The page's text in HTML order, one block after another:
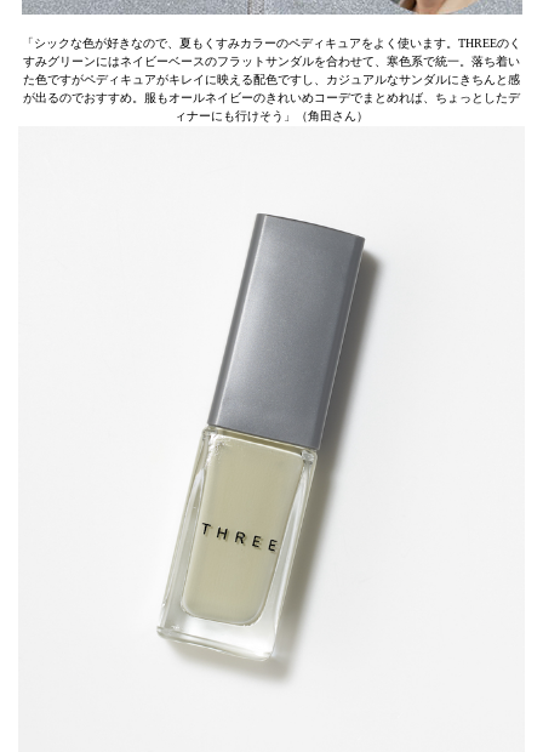
「シックな色が好きなので、夏もくすみカラーのペディキュアをよく使います。THREEのく
すみグリーンにはネイビーベースのフラットサンダルを合わせて、寒色系で統一。落ち着い
た色ですがペディキュアがキレイに映える配色ですし、カジュアルなサンダルにきちんと感
が出るのでおすすめ。服もオールネイビーのきれいめコーデでまとめれば、ちょっとしたデ
ィナーにも行けそう」（角田さん）